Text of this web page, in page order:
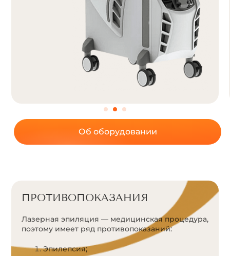
Об оборудовании
ПРОТИВОПОКАЗАНИЯ
Лазерная эпиляция — медицинская процедура,
поэтому имеет ряд противопоказаний:
Эпилепсия;